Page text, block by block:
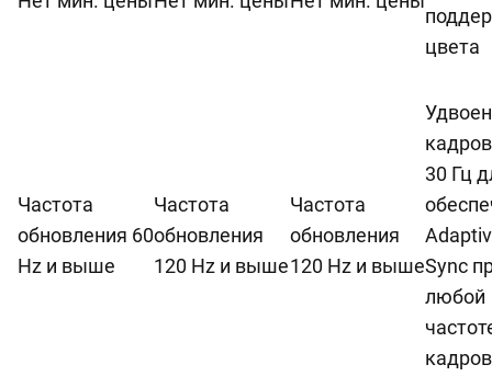
цвета
Частота
обновления 60
Hz и выше
Частота
обновления
120 Hz и выше
Частота
обновления
120 Hz и выше
30 Гц
Sync
любой
кадров